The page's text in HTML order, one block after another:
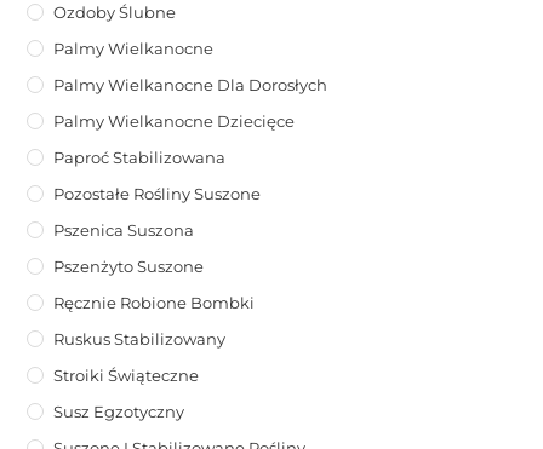
Ozdoby Ślubne
Palmy Wielkanocne
Palmy Wielkanocne Dla Dorosłych
Palmy Wielkanocne Dziecięce
Paproć Stabilizowana
Pozostałe Rośliny Suszone
Pszenica Suszona
Pszenżyto Suszone
Ręcznie Robione Bombki
Ruskus Stabilizowany
Stroiki Świąteczne
Susz Egzotyczny